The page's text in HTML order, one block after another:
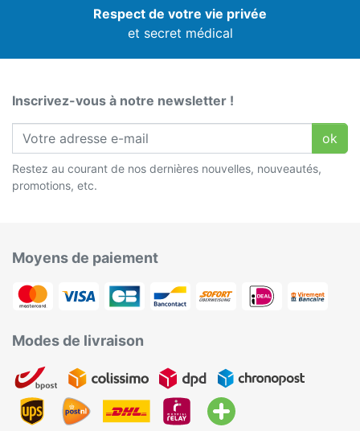
Respect de votre vie privée
et secret médical
Inscrivez-vous à notre newsletter !
ok
Restez au courant de nos dernières nouvelles, nouveautés,
promotions, etc.
Moyens de paiement
Modes de livraison